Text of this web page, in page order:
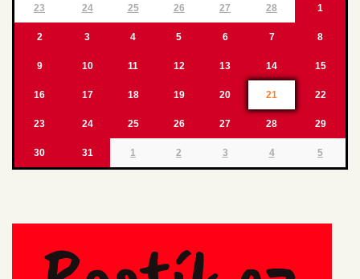
23 24 25 26 27 28 1
2 3 4 5 6 7 8
9 10 11 12 13 14 15
16 17 18 19 20 21 22
23 24 25 26 27 28 29
30 31 1 2 3 4 5